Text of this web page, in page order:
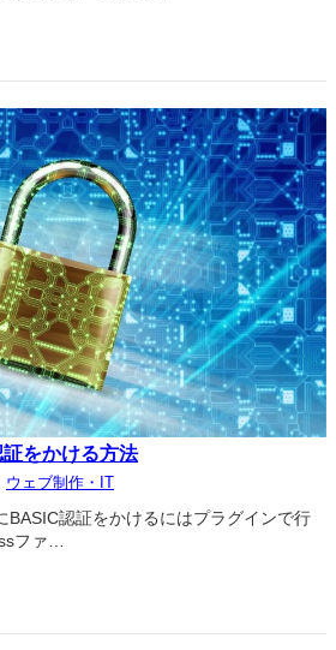
をかける方法
ウェブ制作・IT
BASIC認証をかけるにはプラグインで行
ファ…